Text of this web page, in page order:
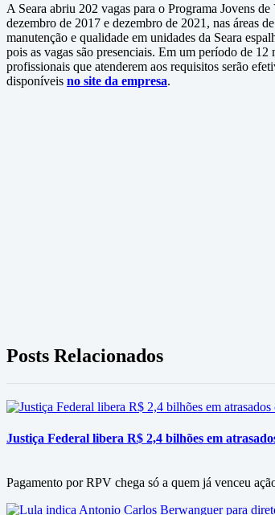
A Seara abriu 202 vagas para o Programa Jovens
dezembro de 2017 e dezembro de 2021, nas áreas
manutenção e qualidade em unidades da Seara
pois as vagas são presenciais. Em um período de
profissionais que atenderem aos requisitos serão
disponíveis no site da empresa.
Posts Relacionados
Justiça Federal libera R$ 2,4 bilhões em
Pagamento por RPV chega só a quem já venceu